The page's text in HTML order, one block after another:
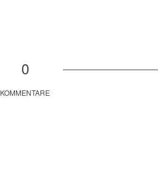
0
KOMMENTARE